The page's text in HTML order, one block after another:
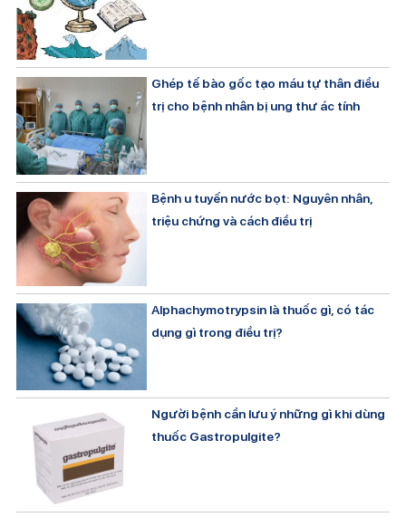
Ghép tế bào gốc tạo máu tự thân điều
trị cho bệnh nhân bị ung thư ác tính
Bệnh u tuyến nước bọt: Nguyên nhân,
triệu chứng và cách điều trị
Alphachymotrypsin là thuốc gì, có tác
dụng gì trong điều trị?
Người bệnh cần lưu ý những gì khi dùng
thuốc Gastropulgite?